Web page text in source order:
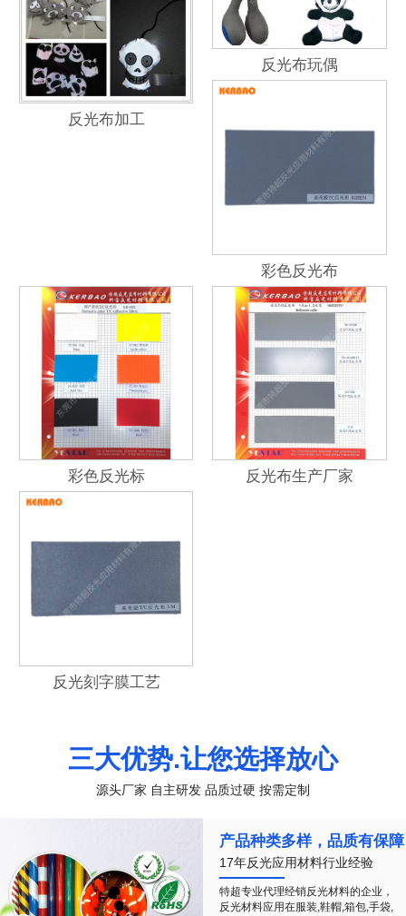
反光布加工
反光布玩偶
彩色反光布
彩色反光标 反光布生产厂家
反光刻字膜工艺
三大优势.让您选择放心
源头厂家 自主研发 品质过硬 按需定制
产品种类多样，品质有保障
17年反光应用材料行业经验
特超专业代理经销反光材料的企业，
反光材料应用在服装,鞋帽,箱包,手袋,